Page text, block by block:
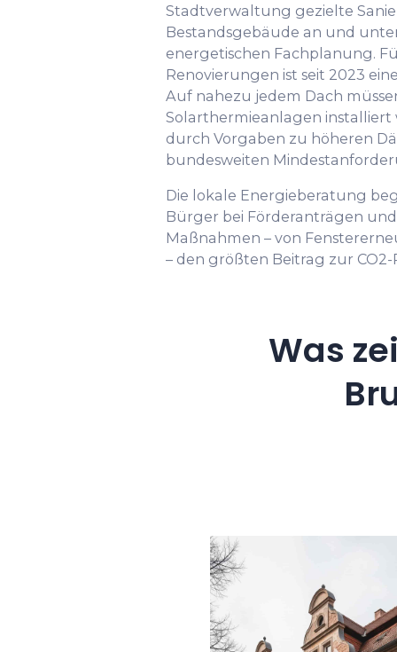
Stadtverwaltung gezielte
Bestandsgebäude an und
energetischen Fachplanung.
Renovierungen ist seit 2023
Auf nahezu jedem Dach
Solarthermieanlagen installiert
durch Vorgaben zu höheren
bundesweiten
Die lokale Energieberatung
Bürger bei Förderanträgen
Maßnahmen – von
– den größten Beitrag zur
Was